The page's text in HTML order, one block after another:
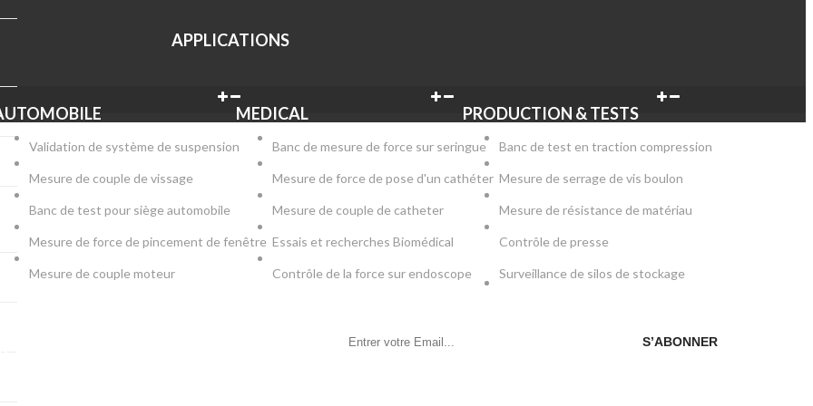
APPLICATIONS
Validation de système de suspension
Mesure de couple de vissage
Banc de test pour siège automobile
Mesure de force de pincement de fenêtre
Mesure de couple moteur
MEDICAL
Banc de mesure de force sur seringue
Mesure de force de pose d'un cathéter
Mesure de couple de catheter
Essais et recherches Biomédical
Contrôle de la force sur endoscope
PRODUCTION & TESTS
Banc de test en traction compression
Mesure de serrage de vis boulon
Mesure de résistance de matériau
Contrôle de presse
Surveillance de silos de stockage
S’ABONNER